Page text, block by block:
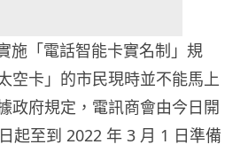
施「電話智能卡實名制」規
空卡」的市民現時並不能馬上
政府規定，電訊商會由今日開
起至到 2022 年 3 月 1 日準備